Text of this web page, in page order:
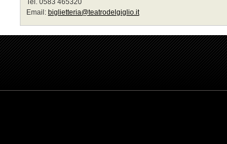
Tel. 0583 465320
Email: biglietteria@teatrodelgiglio.it